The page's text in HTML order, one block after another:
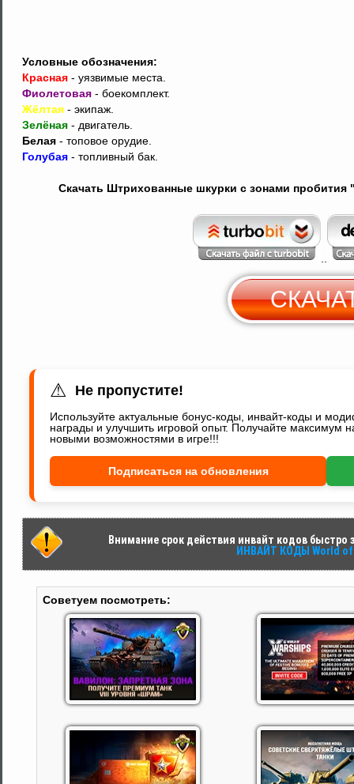
Условные обозначения:
Красная - уязвимые места.
Фиолетовая - боекомплект.
Жёлтая - экипаж.
Зелёная - двигатель.
Белая - топовое орудие.
Голубая - топливный бак.
Скачать Штрихованные шкурки с зонами пробития
⚠ Не пропустите!
Используйте актуальные бонус-коды, инвайт-коды и
награды и улучшить игровой опыт. Получайте максимум
новыми возможностями в игре!!!
Подписаться на обновления
Внимание срок действия инвайт кодов быстро
ИНВАЙТ КОДЫ World
Советуем посмотреть: